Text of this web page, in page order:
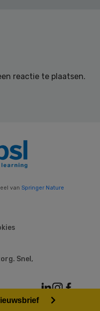
reactie te plaatsen.
van Springer Nature
Snel,